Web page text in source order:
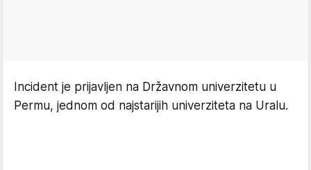
Incident je prijavljen na Državnom univerzitetu u
Permu, jednom od najstarijih univerziteta na Uralu.